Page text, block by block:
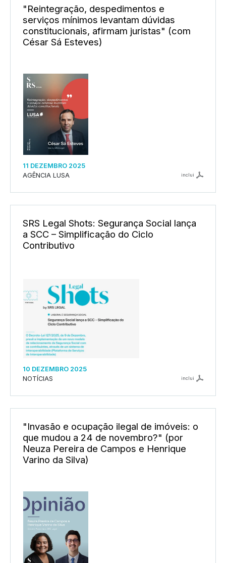
"Reintegração, despedimentos e
serviços mínimos levantam dúvidas
constitucionais, afirmam juristas" (com
César Sá Esteves)
11 DEZEMBRO 2025
AGÊNCIA LUSA
inclui
SRS Legal Shots: Segurança Social lança
a SCC – Simplificação do Ciclo
Contributivo
10 DEZEMBRO 2025
NOTÍCIAS
inclui
"Invasão e ocupação ilegal de imóveis: o
que mudou a 24 de novembro?" (por
Neuza Pereira de Campos e Henrique
Varino da Silva)